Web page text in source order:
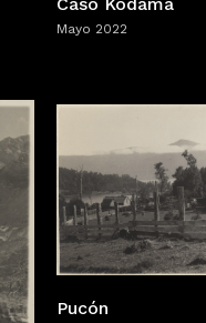
Mayo 2022
Pucón